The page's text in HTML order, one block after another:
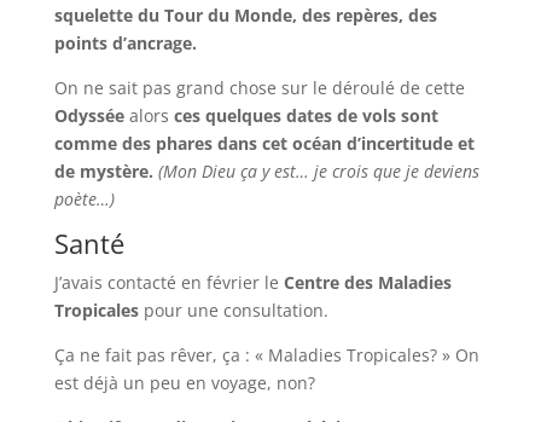
squelette du Tour du Monde, des repères, des
points d’ancrage.
On ne sait pas grand chose sur le déroulé de cette
Odysséealors ces quelques dates de vols sont
comme des phares dans cet océan d’incertitude et
de mystère. (Mon Dieu ça y est… je crois que je deviens
poète…)
Santé
J’avais contacté en février le Centre des Maladies
Tropicalespour une consultation.
Ça ne fait pas rêver, ça : « Maladies Tropicales? » On
est déjà un peu en voyage, non?